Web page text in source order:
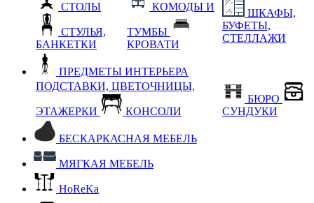
СТОЛЫ
СТУЛЬЯ,
БАНКЕТКИ
КОМОДЫ И
ТУМБЫ
КРОВАТИ
ШКАФЫ,
БУФЕТЫ,
СТЕЛЛАЖИ
ПРЕДМЕТЫ ИНТЕРЬЕРА
ПОДСТАВКИ, ЦВЕТОЧНИЦЫ,
ЭТАЖЕРКИ КОНСОЛИ
БЮРО
СУНДУКИ
БЕСКАРКАСНАЯ МЕБЕЛЬ
МЯГКАЯ МЕБЕЛЬ
HoReKa